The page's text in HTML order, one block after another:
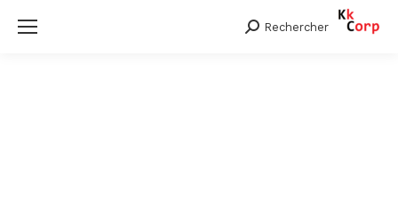
Search:
Rechercher